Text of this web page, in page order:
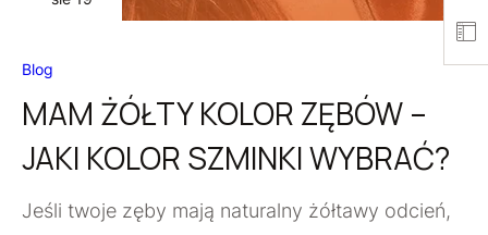
Blog
MAM ŻÓŁTY KOLOR ZĘBÓW –
JAKI KOLOR SZMINKI WYBRAĆ?
Jeśli twoje zęby mają naturalny żółtawy odcień,